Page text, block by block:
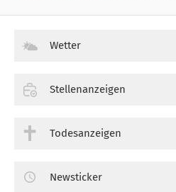
Wetter
Stellenanzeigen
Todesanzeigen
Newsticker